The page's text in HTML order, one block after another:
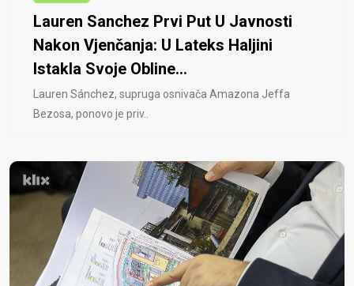
Lauren Sanchez Prvi Put U Javnosti
Nakon Vjenčanja: U Lateks Haljini
Istakla Svoje Obline...
Lauren Sánchez, supruga osnivača Amazona Jeffa
Bezosa, ponovo je priv..